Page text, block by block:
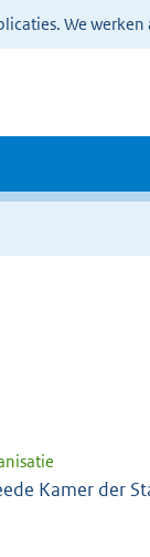
We
Kamer der